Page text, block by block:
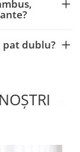
pat dublu?